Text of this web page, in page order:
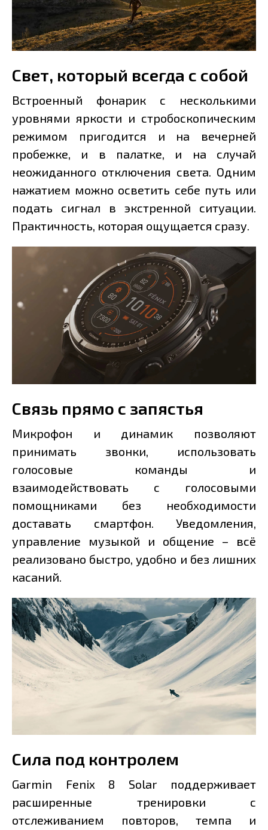
Свет, который всегда с собой
Встроенный фонарик с несколькими
уровнями яркости и стробоскопическим
режимом пригодится и на вечерней
пробежке, и в палатке, и на случай
неожиданного отключения света. Одним
нажатием можно осветить себе путь или
подать сигнал в экстренной ситуации.
Практичность, которая ощущается сразу.
Связь прямо с запястья
Микрофон и динамик позволяют
принимать звонки, использовать
голосовые команды и
взаимодействовать с голосовыми
помощниками без необходимости
доставать смартфон. Уведомления,
управление музыкой и общение – всё
реализовано быстро, удобно и без лишних
касаний.
Сила под контролем
Garmin Fenix 8 Solar поддерживает
расширенные тренировки с
отслеживанием повторов, темпа и